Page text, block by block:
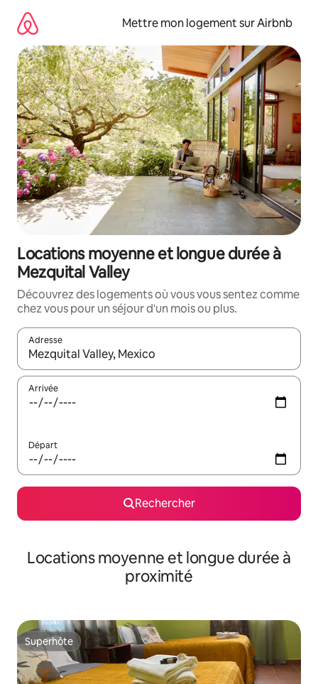
directement
contenu
Mettre mon logement sur Airbnb
Locations moyenne et longue durée à
Mezquital Valley
Découvrez des logements où vous vous sentez comme
chez vous pour un séjour d'un mois ou plus.
Adresse
Lorsque les résultats s'affichent, utilisez les flèches vers le
Arrivée
Départ
Rechercher
Locations moyenne et longue durée à
proximité
Superhôte
Superhôte